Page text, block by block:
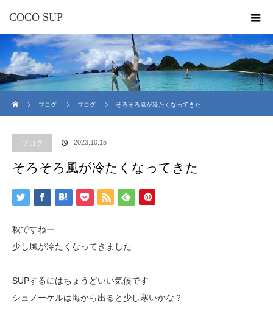
COCO SUP
ブログ
ブログ そろそろ風が冷たくなってきた
ブログ 2023.10.15
そろそろ風が冷たくなってきた
秋ですねー
少し風が冷たくなってきました
SUPするにはちょうどいい気候です
シュノーケルは海から出ると少し寒いかな？